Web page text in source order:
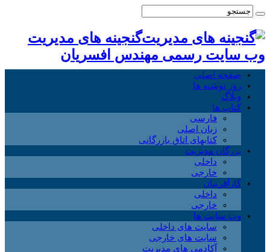
گنجینه های مدیریت
وب سایت رسمی مهندس افسریان
صفحه اصلی
روز نوشته ها
وبلاگ
کتاب ها
فارسی
زبان اصلی
کتابهای اتاق بازرگانی
بزرگان مدیریت
داخلی
خارجی
کارآفرینان
داخلی
خارجی
وب سایت ها
سایت های داخلی
سایت های خارجی
آکادمی های مدیریت